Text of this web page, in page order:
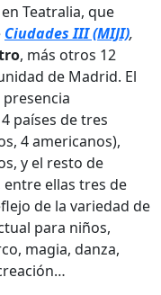
Teatralia, que
Ciudades III (MIJI),
, más otros 12
de Madrid. El
países de tres
4 americanos),
y el resto de
ellas tres de
de la variedad de
para niños,
magia, danza,